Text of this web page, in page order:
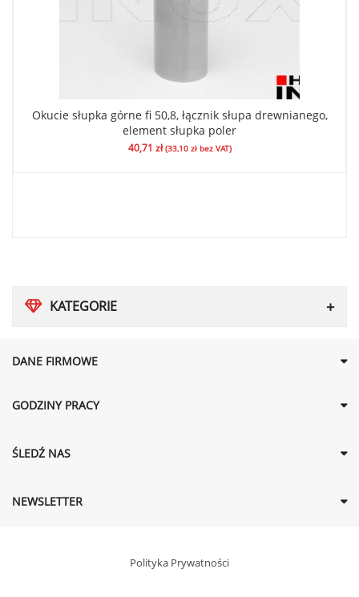
KATEGORIE
Okucie słupka górne fi 50,8, łącznik słupa drewnianego,
element słupka poler
40,71 zł (33,10 złbez VAT)
DANE FIRMOWE
GODZINY PRACY
ŚLEDŹ NAS
NEWSLETTER
Polityka Prywatności